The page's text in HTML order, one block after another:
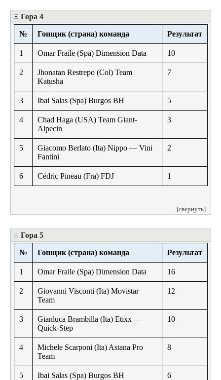
Гора 4
№ Гонщик (страна) команда Результат
1 Omar Fraile (Spa) Dimension Data 10
2
Jhonatan Restrepo (Col) Team
Katusha
7
3 Ibai Salas (Spa) Burgos BH 5
4
Chad Haga (USA) Team Giant-
Alpecin
3
5
Giacomo Berlato (Ita) Nippo — Vini
Fantini
2
6 Cédric Pineau (Fra) FDJ 1
[свернуть]
Гора 5
№ Гонщик (страна) команда Результат
1 Omar Fraile (Spa) Dimension Data 16
2
Giovanni Visconti (Ita) Movistar
Team
12
3
Gianluca Brambilla (Ita) Etixx —
Quick-Step
10
4
Michele Scarponi (Ita) Astana Pro
Team
8
5 Ibai Salas (Spa) Burgos BH 6